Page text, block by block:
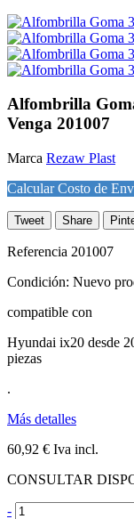
Alfombrilla
Venga 201007
Marca Rezaw Plast
Calcular Costo de
Tweet Share
Referencia 201007
Condición: Nuevo
compatible con
Hyundai ix20 desde
piezas
.
Más detalles
60,92 € Iva incl.
CONSULTAR
-